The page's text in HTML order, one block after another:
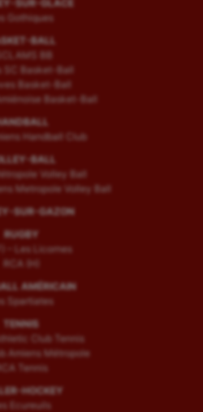
SUR-GLACE
Gothiques
BALL
BB
SC Basket-Ball
Basket-Ball
Basket-Ball
Handball Club
BALL
Volley Ball
Metropole Volley Ball
SUR-GAZON
RUGBY
– Les Licornes
RCA (H)
AMÉRICAIN
Spartiates
TENNIS
Club Tennis
Amiens Métropole
Tennis
HOCKEY
Ecureuils